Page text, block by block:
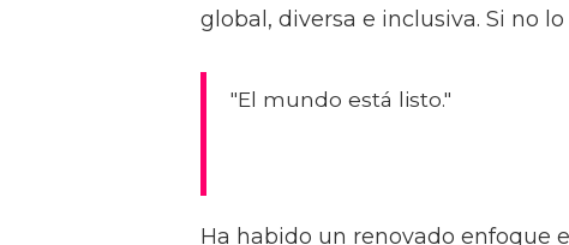
global, diversa e inclusiva. Si no
"El mundo está listo."
Ha habido un renovado enfoque